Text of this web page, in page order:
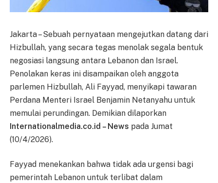
Jakarta – Sebuah pernyataan mengejutkan datang dari
Hizbullah, yang secara tegas menolak segala bentuk
negosiasi langsung antara Lebanon dan Israel.
Penolakan keras ini disampaikan oleh anggota
parlemen Hizbullah, Ali Fayyad, menyikapi tawaran
Perdana Menteri Israel Benjamin Netanyahu untuk
memulai perundingan. Demikian dilaporkan
Internationalmedia.co.id – News pada Jumat
(10/4/2026).
Fayyad menekankan bahwa tidak ada urgensi bagi
pemerintah Lebanon untuk terlibat dalam